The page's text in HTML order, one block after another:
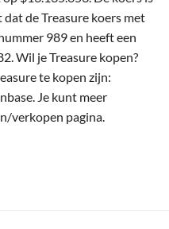
de Treasure koers met
989 en heeft een
Wil je Treasure kopen?
te kopen zijn:
Je kunt meer
verkopen pagina.